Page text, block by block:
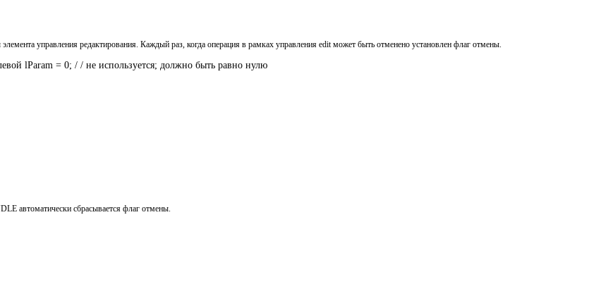
управления редактирования. Каждый раз, когда операция в рамках управления edit может быть отменено установлен флаг отмены.
lParam = 0; / / не используется; должно быть равно нулю
автоматически сбрасывается флаг отмены.